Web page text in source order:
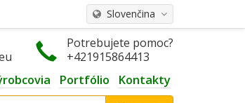
Slovenčina
Potrebujete pomoc?
+421915864413
Portfólio Kontakty